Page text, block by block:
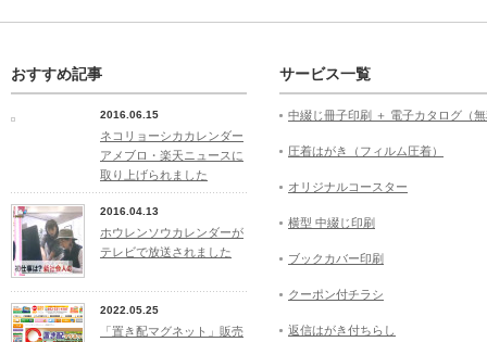
おすすめ記事
2016.06.15
ネコリョーシカカレンダー
アメブロ・楽天ニュースに
取り上げられました
2016.04.13
ホウレンソウカレンダーが
テレビで放送されました
2022.05.25
「置き配マグネット」販売
サービス一覧
中綴じ冊子印刷 ＋ 電子カタログ（
圧着はがき（フィルム圧着）
オリジナルコースター
横型 中綴じ印刷
ブックカバー印刷
クーポン付チラシ
返信はがき付ちらし